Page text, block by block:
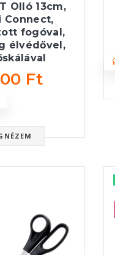
Olló 13cm,
Connect,
fogóval,
élvédővel,
Ft